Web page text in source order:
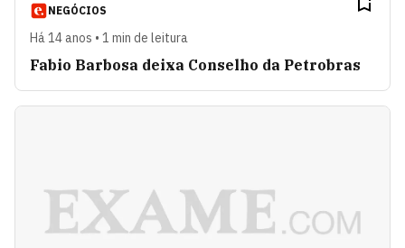
NEGÓCIOS
Há 14 anos • 1 min de leitura
Fabio Barbosa deixa Conselho da Petrobras